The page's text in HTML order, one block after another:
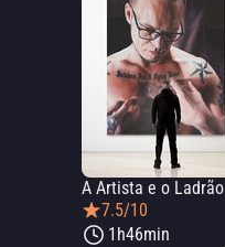
A Artista e o Ladrão
7.5/10
1h46min